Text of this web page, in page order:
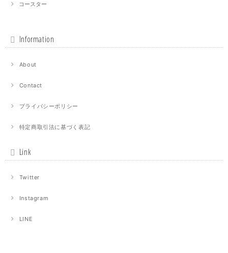
コースター
Information
About
Contact
プライバシーポリシー
特定商取引法に基づく表記
Link
Twitter
Instagram
LINE